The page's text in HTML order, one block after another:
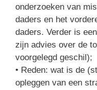
onderzoeken van
daders en het
daders. Verder is
zijn advies over de
voorgelegd geschil);
• Reden: wat is de
opleggen van een